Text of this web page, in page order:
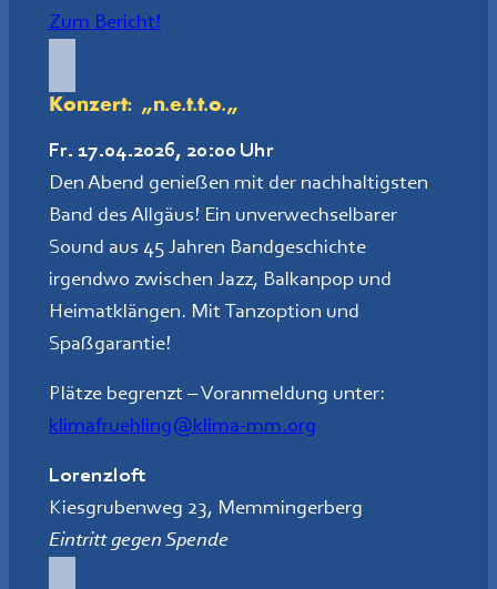
Zum Bericht!
Konzert: „n.e.t.t.o.„
Fr. 17.04.2026, 20:00 Uhr
Den Abend genießen mit der nachhaltigsten
Band des Allgäus! Ein unverwechselbarer
Sound aus 45 Jahren Bandgeschichte
irgendwo zwischen Jazz, Balkanpop und
Heimatklängen. Mit Tanzoption und
Spaßgarantie!
Plätze begrenzt – Voranmeldung unter:
klimafruehling@klima-mm.org
Lorenzloft
Kiesgrubenweg 23, Memmingerberg
Eintritt gegen Spende